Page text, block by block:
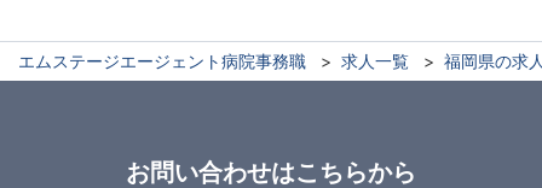
エムステージエージェント病院事務職 求人一覧 福岡県の求
お問い合わせはこちらから